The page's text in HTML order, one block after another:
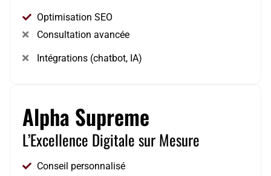
Optimisation SEO
Consultation avancée
Intégrations (chatbot, IA)
Alpha Supreme
L’Excellence Digitale sur Mesure
Conseil personnalisé